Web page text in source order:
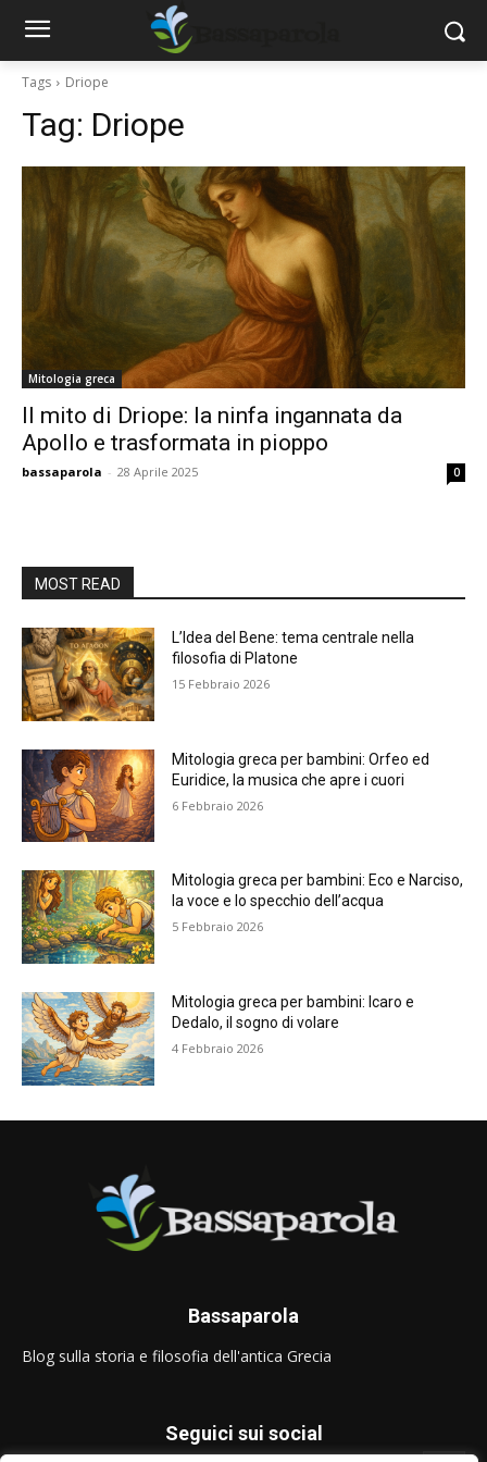
Tags Driope
Tag: Driope
Mitologia greca
Il mito di Driope: la ninfa ingannata da
Apollo e trasformata in pioppo
bassaparola - 28 Aprile 2025 0
MOST READ
L’Idea del Bene: tema centrale nella
filosofia di Platone
15 Febbraio 2026
Mitologia greca per bambini: Orfeo ed
Euridice, la musica che apre i cuori
6 Febbraio 2026
Mitologia greca per bambini: Eco e Narciso,
la voce e lo specchio dell’acqua
5 Febbraio 2026
Mitologia greca per bambini: Icaro e
Dedalo, il sogno di volare
4 Febbraio 2026
Bassaparola
Blog sulla storia e filosofia dell'antica Grecia
Seguici sui social